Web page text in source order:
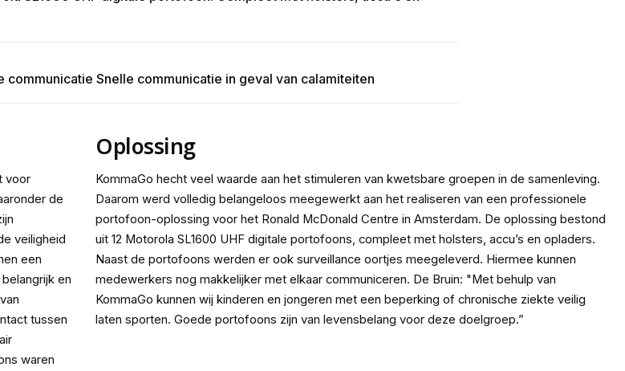
communicatie ‍Snelle communicatie in geval van calamiteiten
voor
de
veiligheid
een
en
tussen
waren
Oplossing
KommaGo hecht veel waarde aan het stimuleren van kwetsbare groepen in de samenleving.
Daarom werd volledig belangeloos meegewerkt aan het realiseren van een professionele
portofoon-oplossing voor het Ronald McDonald Centre in Amsterdam. De oplossing bestond
uit 12 Motorola SL1600 UHF digitale portofoons, compleet met holsters, accu’s en opladers.
Naast de portofoons werden er ook surveillance oortjes meegeleverd. Hiermee kunnen
medewerkers nog makkelijker met elkaar communiceren. De Bruin: "Met behulp van
KommaGo kunnen wij kinderen en jongeren met een beperking of chronische ziekte veilig
laten sporten. Goede portofoons zijn van levensbelang voor deze doelgroep.”